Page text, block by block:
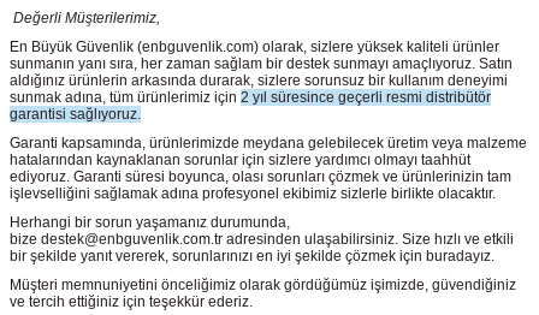
Değerli Müşterilerimiz,
En Büyük Güvenlik (enbguvenlik.com) olarak, sizlere yüksek kaliteli ürünler
sunmanın yanı sıra, her zaman sağlam bir destek sunmayı amaçlıyoruz. Satın
aldığınız ürünlerin arkasında durarak, sizlere sorunsuz bir kullanım deneyimi
sunmak adına, tüm ürünlerimiz için 2 yıl süresince geçerli resmi distribütör
garantisi sağlıyoruz.
Garanti kapsamında, ürünlerimizde meydana gelebilecek üretim veya malzeme
hatalarından kaynaklanan sorunlar için sizlere yardımcı olmayı taahhüt
ediyoruz. Garanti süresi boyunca, olası sorunları çözmek ve ürünlerinizin tam
işlevselliğini sağlamak adına profesyonel ekibimiz sizlerle birlikte olacaktır.
Herhangi bir sorun yaşamanız durumunda,
bize destek@enbguvenlik.com.tr adresinden ulaşabilirsiniz. Size hızlı ve etkili
bir şekilde yanıt vererek, sorunlarınızı en iyi şekilde çözmek için buradayız.
Müşteri memnuniyetini önceliğimiz olarak gördüğümüz işimizde, güvendiğiniz
ve tercih ettiğiniz için teşekkür ederiz.